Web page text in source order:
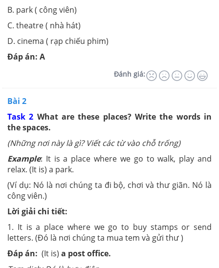
B. park ( công viên)
C. theatre ( nhà hát)
D. cinema ( rạp chiếu phim)
Đáp án: A
Đánh giá:
Bài 2
Task 2 What are these places? Write the words in
the spaces.
(Những nơi này là gì? Viết các từ vào chỗ trống)
Example: It is a place where we go to walk, play and
relax. (It is) a park.
(Ví dụ: Nó là nơi chúng ta đi bộ, chơi và thư giãn. Nó là
công viên.)
Lời giải chi tiết:
1. It is a place where we go to buy stamps or send
letters. (Đó là nơi chúng ta mua tem và gửi thư )
Đáp án: (It is) a post office.